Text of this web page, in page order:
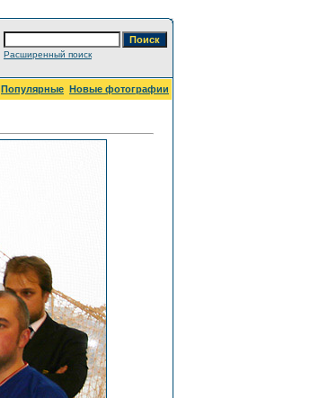
Расширенный поиск
Популярные Новые фотографии